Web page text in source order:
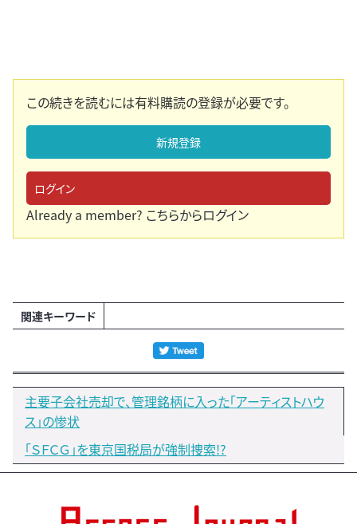
この続きを読むには有料購読の登録が必要です。
新規登録
ログイン
Already a member? こちらからログイン
関連キーワード
主要子会社売却で、管理銘柄に入った「アーティストハウ
ス」の惨状
「ＳＦＣＧ」を東京国税局が強制捜索!?